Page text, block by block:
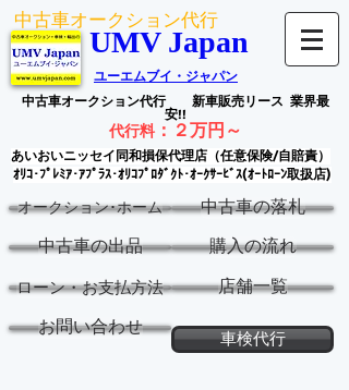
中古車オークション代行
UMV Japan
ユーエムブイ・ジャパン
中古車オークション代行 新車販売リース 業界最
安!!
代行料： ２万円～
あいおいニッセイ同和損保代理店（任意保険/自賠責）
ｵﾘｺ･ﾌﾟﾚﾐｱ･ｱﾌﾟﾗｽ･ｵﾘｺﾌﾟﾛﾀﾞｸﾄ･ｵｰｸｻｰﾋﾞｽ(ｵｰﾄﾛｰﾝ取扱店)
オークション･ホーム 中古車の落札
中古車の出品 購入の流れ
ローン・お支払方法 店舗一覧
お問い合わせ
車検代行